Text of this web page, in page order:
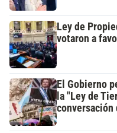
Ley de
votaron a
El Gobierno
la "Ley de
conversación